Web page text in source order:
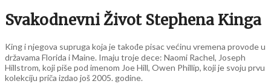
Svakodnevni Život Stephena Kinga
King i njegova supruga koja je takođe pisac većinu vremena provode u
državama Florida i Maine. Imaju troje dece: Naomi Rachel, Joseph
Hillstrom, koji piše pod imenom Joe Hill, Owen Phillip, koji je svoju prvu
kolekciju priča izdao još 2005. godine.